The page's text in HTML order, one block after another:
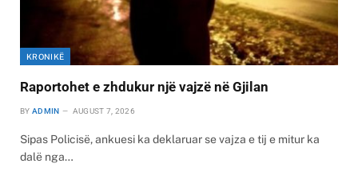
KRONIKË
Raportohet e zhdukur një vajzë në Gjilan
BY ADMIN AUGUST 7, 2026
Sipas Policisë, ankuesi ka deklaruar se vajza e tij e mitur ka
dalë nga…